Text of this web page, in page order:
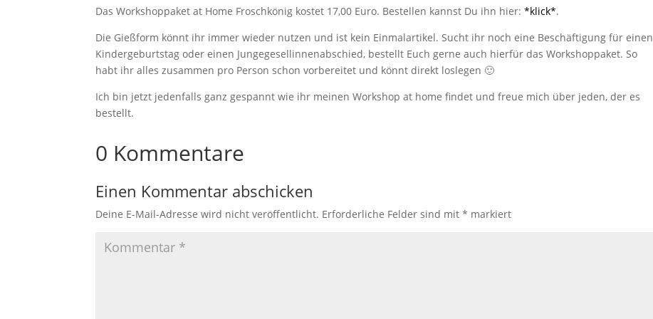
Das Workshoppaket at Home Froschkönig kostet 17,00 Euro. Bestellen kannst Du ihn hier:*klick*.
Die Gießform könnt ihr immer wieder nutzen und ist kein Einmalartikel. Sucht ihr noch eine Beschäftigung für einen
Kindergeburtstag oder einen Jungegesellinnenabschied, bestellt Euch gerne auch hierfür das Workshoppaket. So
habt ihr alles zusammen pro Person schon vorbereitet und könnt direkt loslegen 🙂
Ich bin jetzt jedenfalls ganz gespannt wie ihr meinen Workshop at home findet und freue mich über jeden, der es
bestellt.
0 Kommentare
Einen Kommentar abschicken
Deine E-Mail-Adresse wird nicht veröffentlicht. Erforderliche Felder sind mit* markiert